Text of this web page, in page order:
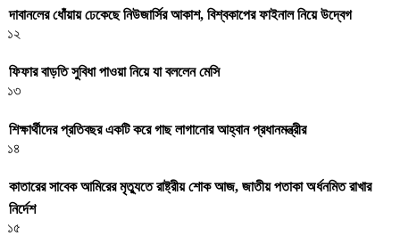
দাবানলের ধোঁয়ায় ঢেকেছে নিউজার্সির আকাশ, বিশ্বকাপের ফাইনাল নিয়ে উদ্বেগ
১২
ফিফার বাড়তি সুবিধা পাওয়া নিয়ে যা বললেন মেসি
১৩
শিক্ষার্থীদের প্রতিবছর একটি করে গাছ লাগানোর আহ্বান প্রধানমন্ত্রীর
১৪
কাতারের সাবেক আমিরের মৃত্যুতে রাষ্ট্রীয় শোক আজ, জাতীয় পতাকা অর্ধনমিত রাখার
নির্দেশ
১৫